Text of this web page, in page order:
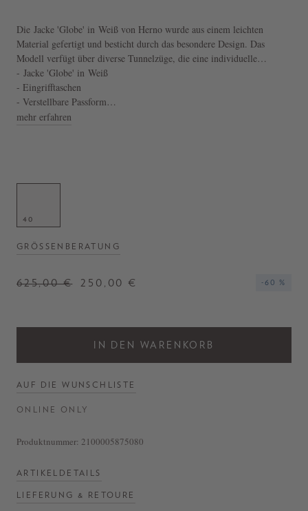
Die Jacke 'Globe' in Weiß von Herno wurde aus einem leichten
Material gefertigt und besticht durch das besondere Design. Das
Modell verfügt über diverse Tunnelzüge, die eine individuelle
Anpassung der Passform ermöglichen. Einen stimmigen Abschluss
schafft die Kapuze, welche einen optimalen Schutz vor allen
Wetterbedingungen bietet.
- Jacke 'Globe' in Weiß
- Eingrifftaschen
- Verstellbare Passform
- Hergestellt in Italien
mehr erfahren
40
GRÖSSENBERATUNG
625,00 € 250,00 € -60 %
IN DEN WARENKORB
AUF DIE WUNSCHLISTE
ONLINE ONLY
Produktnummer: 2100005875080
ARTIKELDETAILS
LIEFERUNG & RETOURE